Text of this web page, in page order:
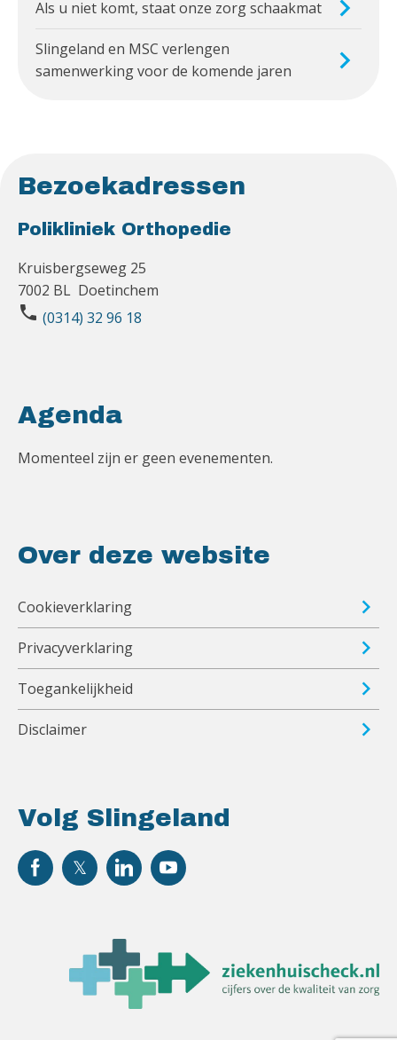
Als u niet komt, staat onze zorg schaakmat
Slingeland en MSC verlengen
samenwerking voor de komende jaren
Bezoekadressen
Polikliniek Orthopedie
Kruisbergseweg 25
7002 BL Doetinchem
phone (0314) 32 96 18
Volg Slingeland
Agenda
Momenteel zijn er geen evenementen.
Over deze website
Cookieverklaring
Privacyverklaring
Toegankelijkheid
Disclaimer